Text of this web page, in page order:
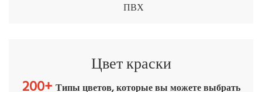
ПВХ
Цвет краски
200+ Типы цветов, которые вы можете выбрать